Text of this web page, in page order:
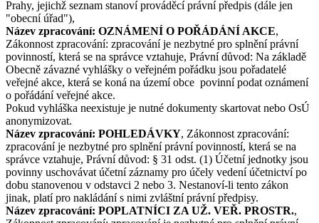
Prahy, jejichž seznam stanoví prováděcí právní předpis (dále jen
"obecní úřad"),
Název zpracování: OZNÁMENÍ O POŘÁDÁNÍ AKCE,
Zákonnost zpracování: zpracování je nezbytné pro splnění právní
povinností, která se na správce vztahuje, Právní důvod: Na základě
Obecně závazné vyhlášky o veřejném pořádku jsou pořadatelé
veřejné akce, která se koná na území obce povinní podat oznámení
o pořádání veřejné akce.
Pokud vyhláška neexistuje je nutné dokumenty skartovat nebo OsÚ
anonymizovat.
Název zpracování: POHLEDÁVKY, Zákonnost zpracování:
zpracování je nezbytné pro splnění právní povinností, která se na
správce vztahuje, Právní důvod: § 31 odst. (1) Účetní jednotky jsou
povinny uschovávat účetní záznamy pro účely vedení účetnictví po
dobu stanovenou v odstavci 2 nebo 3. Nestanoví-li tento zákon
jinak, platí pro nakládání s nimi zvláštní právní předpisy.
Název zpracování: POPLATNÍCI ZA UŽ. VEŘ. PROSTR.,